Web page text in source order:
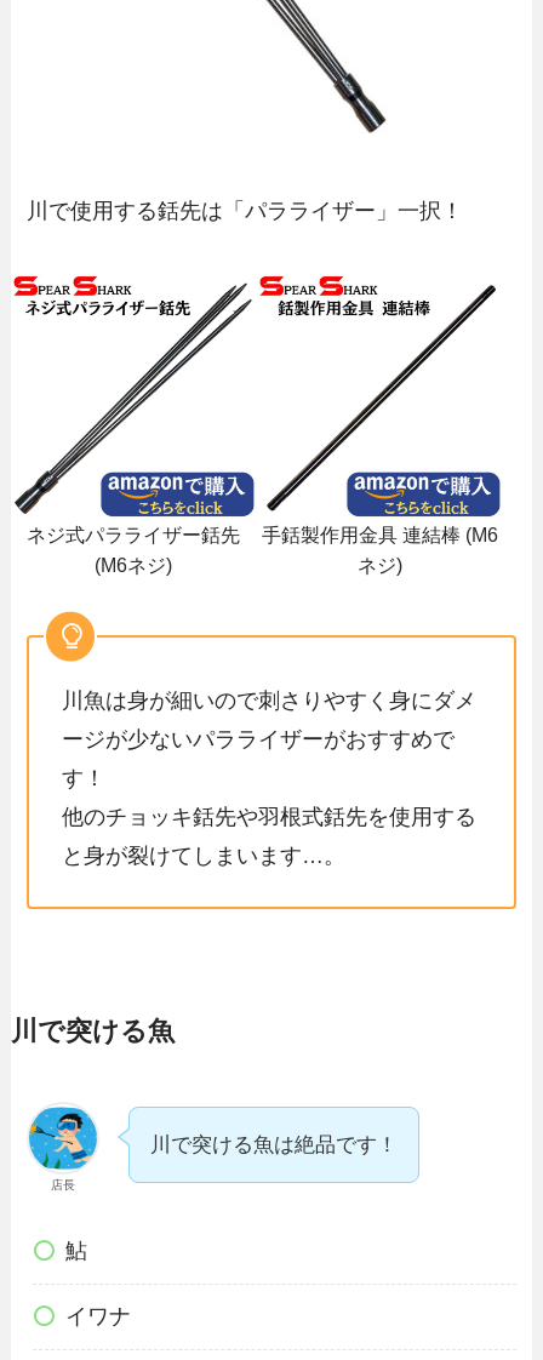
川で使用する銛先は「パラライザー」一択！
ネジ式パラライザー銛先
(M6ネジ)
手銛製作用金具 連結棒 (M6
ネジ)
川魚は身が細いので刺さりやすく身にダメ
ージが少ないパラライザーがおすすめで
す！
他のチョッキ銛先や羽根式銛先を使用する
と身が裂けてしまいます…。
川で突ける魚
店長
川で突ける魚は絶品です！
鮎
イワナ